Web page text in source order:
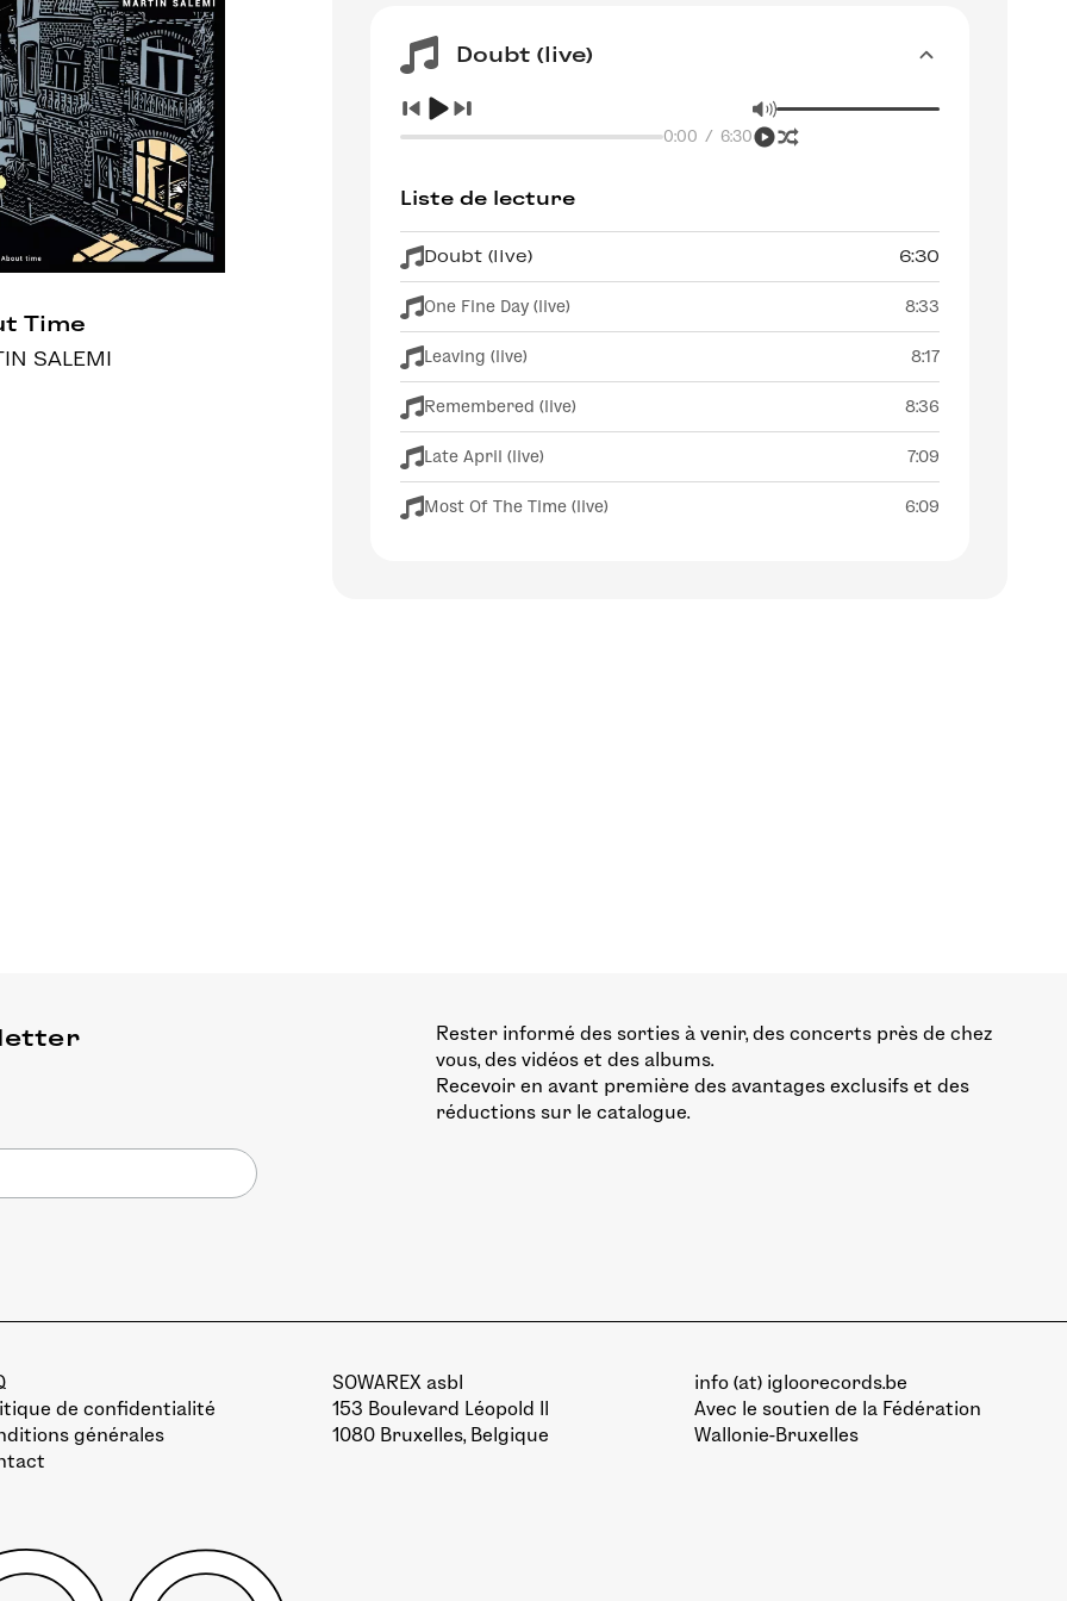
Time
SALEMI
Doubt (live)
0:00 / 6:30
Liste de lecture
Doubt (live) 6:30
One Fine Day (live) 8:33
Leaving (live) 8:17
Remembered (live) 8:36
Late April (live) 7:09
Most Of The Time (live) 6:09
Rester informé des sorties à venir, des concerts près de chez
vous, des vidéos et des albums.
Recevoir en avant première des avantages exclusifs et des
réductions sur le catalogue.
de confidentialité
générales
SOWAREX asbl
153 Boulevard Léopold II
1080 Bruxelles, Belgique
info (at) igloorecords.be
Avec le soutien de la Fédération
Wallonie-Bruxelles